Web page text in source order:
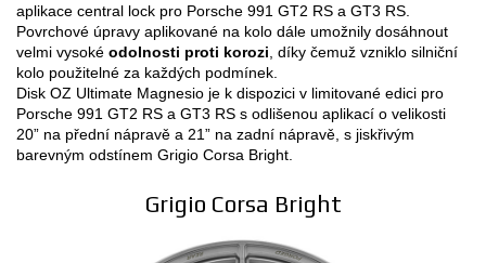
aplikace central lock pro Porsche 991 GT2 RS a GT3 RS.
Povrchové úpravy aplikované na kolo dále umožnily dosáhnout
velmi vysoké odolnosti proti korozi , díky čemuž vzniklo silniční
kolo použitelné za každých podmínek.
Disk OZ Ultimate Magnesio je k dispozici v limitované edici pro
Porsche 991 GT2 RS a GT3 RS s odlišenou aplikací o velikosti
20” na přední nápravě a 21” na zadní nápravě, s jiskřivým
barevným odstínem Grigio Corsa Bright.
Grigio Corsa Bright